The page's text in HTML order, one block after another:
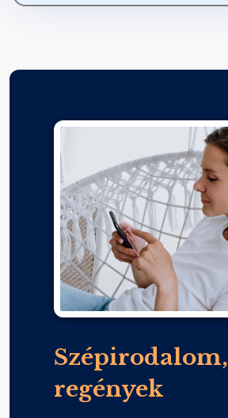
Szépirodalom,
regények